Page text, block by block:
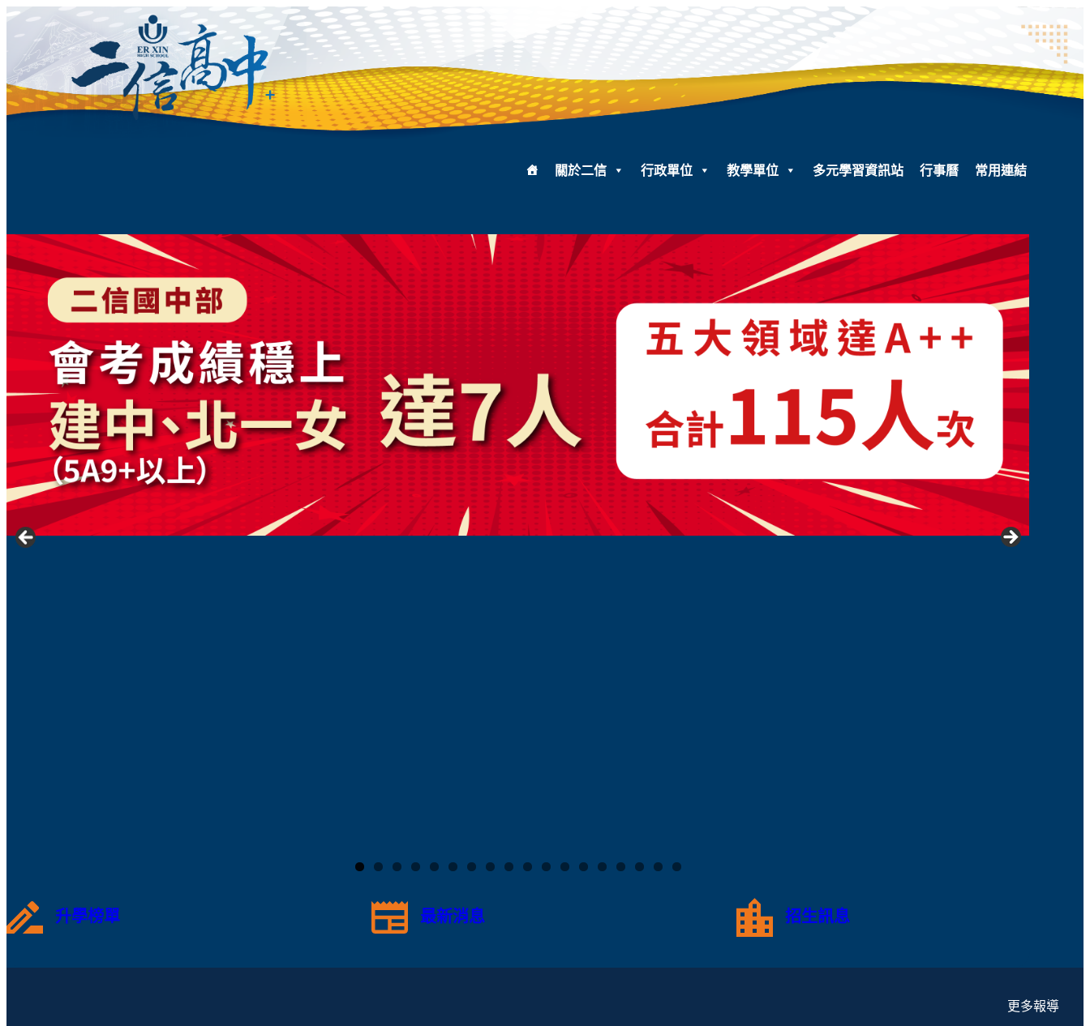
跳
要
內
關於二信 行政單位 教學單位 多元學習資訊站 行事曆 常用連結
升學榜單 最新消息 招生訊息
更多報導